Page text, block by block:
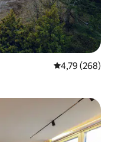
Średnia
4,79 (268)